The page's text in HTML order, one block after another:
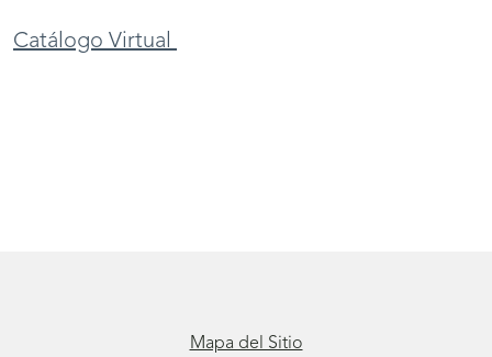
Catálogo Virtual
Mapa del Sitio